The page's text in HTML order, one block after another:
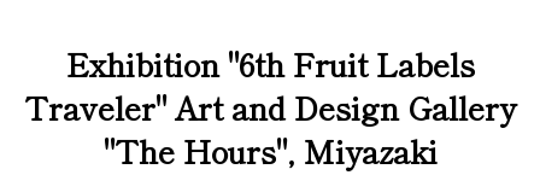
Exhibition "6th Fruit Labels
Traveler" Art and Design Gallery
"The Hours", Miyazaki